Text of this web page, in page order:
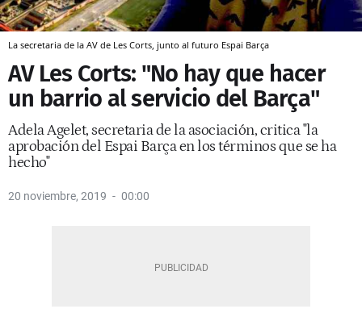
La secretaria de la AV de Les Corts, junto al futuro Espai Barça
AV Les Corts: "No hay que hacer
un barrio al servicio del Barça"
Adela Agelet, secretaria de la asociación, critica "la
aprobación del Espai Barça en los términos que se ha
hecho"
20 noviembre, 2019 00:00